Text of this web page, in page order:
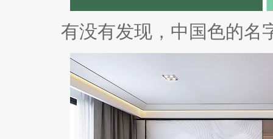
有没有发现，中国色的名